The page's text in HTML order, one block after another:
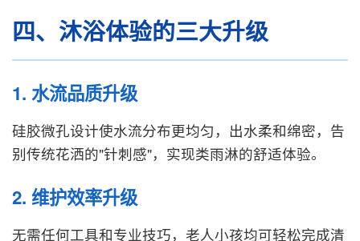
四、沐浴体验的三大升级
1. 水流品质升级
硅胶微孔设计使水流分布更均匀，出水柔和绵密，告
别传统花洒的"针刺感"，实现类雨淋的舒适体验。
2. 维护效率升级
无需任何工具和专业技巧，老人小孩均可轻松完成清